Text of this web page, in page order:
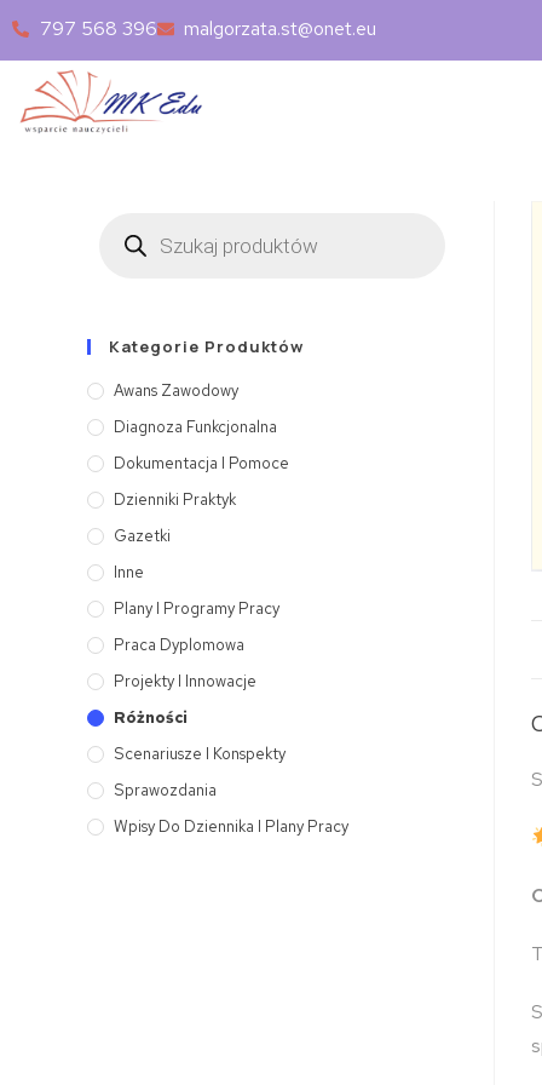
797 568 396 malgorzata.st@onet.eu
Kategorie Produktów
Awans Zawodowy
Diagnoza Funkcjonalna
Dokumentacja I Pomoce
Dzienniki Praktyk
Gazetki
Inne
Plany I Programy Pracy
Praca Dyplomowa
Projekty I Innowacje
Różności
Scenariusze I Konspekty
Sprawozdania
Wpisy Do Dziennika I Plany Pracy